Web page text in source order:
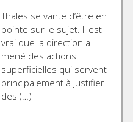
Thales se vante d’être en
pointe sur le sujet. Il est
vrai que la direction a
mené des actions
superficielles qui servent
principalement à justifier
des (…)